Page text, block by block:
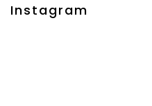
Instagram